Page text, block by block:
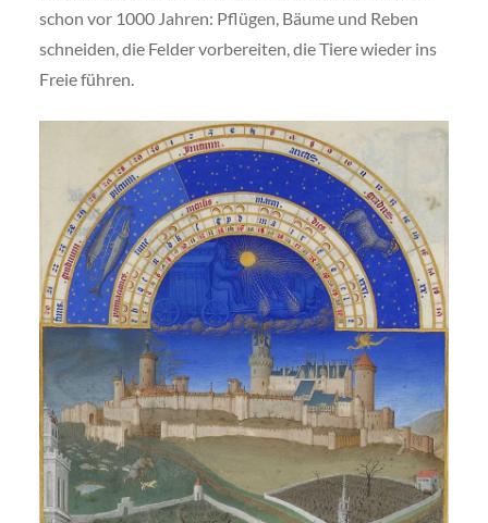
schon vor 1000 Jahren: Pflügen, Bäume und Reben
schneiden, die Felder vorbereiten, die Tiere wieder ins
Freie führen.